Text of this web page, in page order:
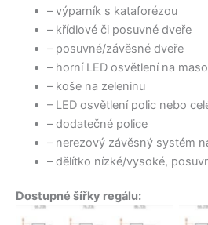
– výparník s kataforézou
– křídlové či posuvné dveře
– posuvné/závěsné dveře
– horní LED osvětlení na maso
– koše na zeleninu
– LED osvětlení polic nebo
– dodatečné police
– nerezový závěsný systém
– dělítko nízké/vysoké,
Dostupné šířky regálu: